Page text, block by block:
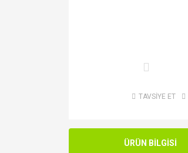
TAVSİYE ET
ÜRÜN BİLGİSİ